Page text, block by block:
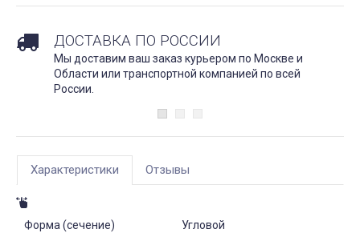
ДОСТАВКА ПО РОССИИ
Мы доставим ваш заказ курьером по Москве и
Области или транспортной компанией по всей
России.
Характеристики Отзывы
Форма (сечение) Угловой